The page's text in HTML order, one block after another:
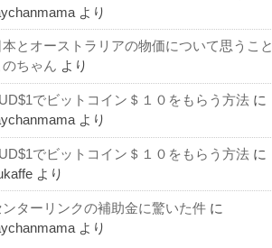
より
本とオーストラリアの物価について思うこと
のちゃん より
でビットコイン＄１０をもらう方法 に
より
でビットコイン＄１０をもらう方法 に
より
ンターリンクの補助金に驚いた件 に
より